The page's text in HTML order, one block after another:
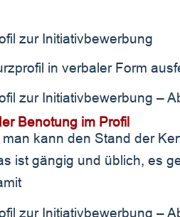
in verbaler Form
Benotung im Profil
kann den Stand der
ist gängig und üblich, es